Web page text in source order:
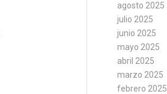
agosto 2025
julio 2025
junio 2025
mayo 2025
abril 2025
marzo 2025
febrero 2025